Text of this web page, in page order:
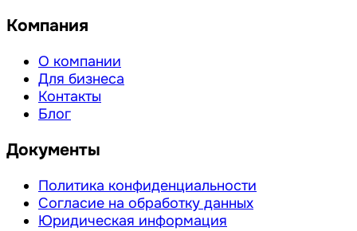
Компания
О компании
Для бизнеса
Контакты
Блог
Документы
Политика конфиденциальности
Согласие на обработку данных
Юридическая информация